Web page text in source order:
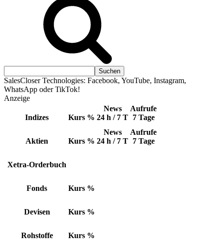
SalesCloser Technologies: Facebook, YouTube, Instagram,
WhatsApp oder TikTok!
Anzeige
Indizes Kurs %
News
24 h / 7 T
Aufrufe
7 Tage
Aktien Kurs %
News
24 h / 7 T
Aufrufe
7 Tage
Xetra-Orderbuch
Fonds Kurs %
Devisen Kurs %
Rohstoffe Kurs %